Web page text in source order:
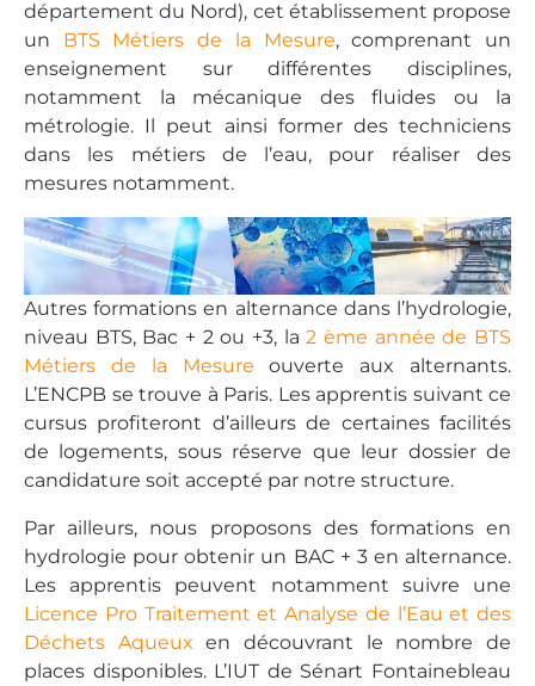
département du Nord), cet établissement propose
un BTS Métiers de la Mesure, comprenant un
enseignement sur différentes disciplines,
notamment la mécanique des fluides ou la
métrologie. Il peut ainsi former des techniciens
dans les métiers de l’eau, pour réaliser des
mesures notamment.
Autres formations en alternance dans l’hydrologie,
niveau BTS, Bac + 2 ou +3, la2 ème année de BTS
Métiers de la Mesure ouverte aux alternants.
L’ENCPB se trouve à Paris. Les apprentis suivant ce
cursus profiteront d’ailleurs de certaines facilités
de logements, sous réserve que leur dossier de
candidature soit accepté par notre structure.
Par ailleurs, nous proposons des formations en
hydrologie pour obtenir un BAC + 3 en alternance.
Les apprentis peuvent notamment suivre une
Licence Pro Traitement et Analyse de l’Eau et des
Déchets Aqueux en découvrant le nombre de
places disponibles. L’IUT de Sénart Fontainebleau